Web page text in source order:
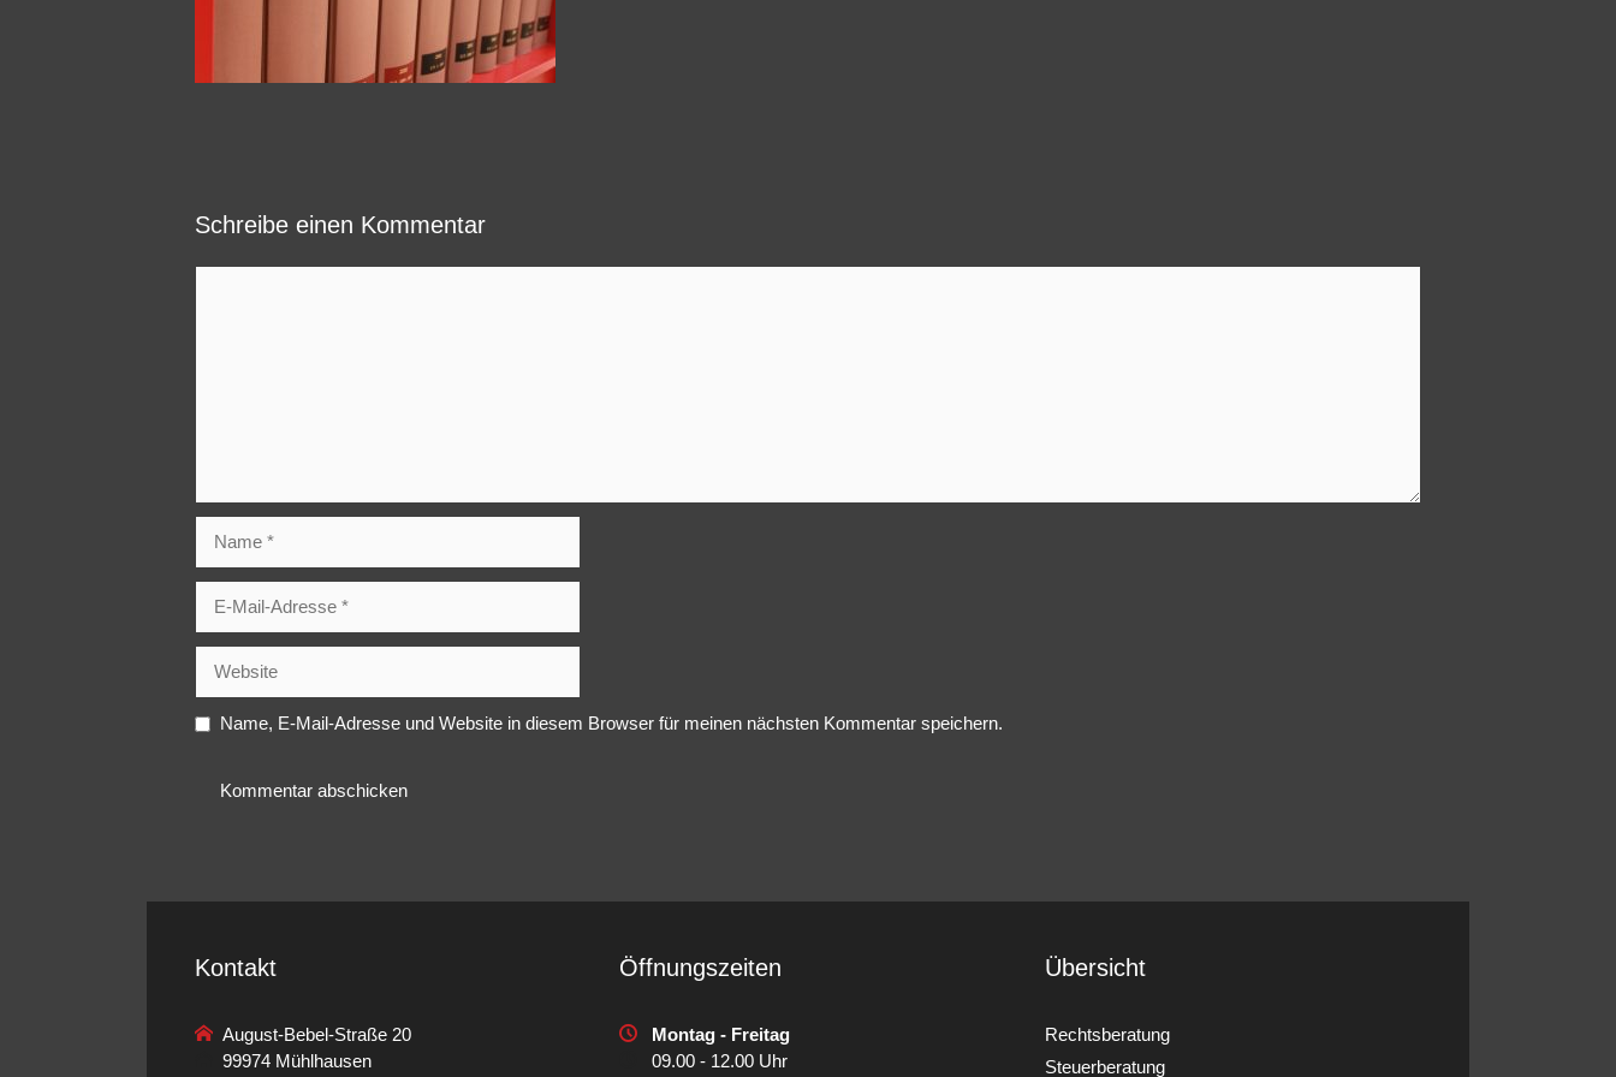
Schreibe einen Kommentar
Mail-
Adresse
Name, E-Mail-Adresse und Website in diesem Browser für meinen nächsten Kommentar speichern.
Kontakt
August-Bebel-Straße 20
99974 Mühlhausen
Öffnungszeiten
Montag - Freitag
09.00 - 12.00 Uhr
Übersicht
Rechtsberatung
Steuerberatung